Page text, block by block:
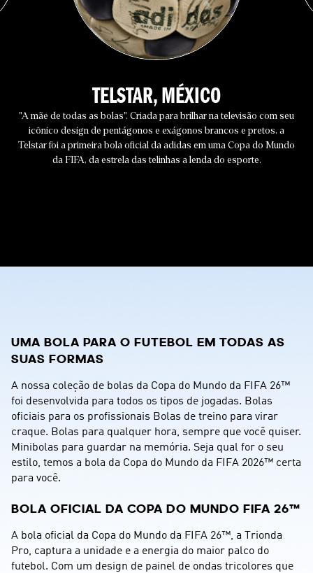
TELSTAR, MÉXICO
"A mãe de todas as bolas". Criada para brilhar na televisão com seu
icônico design de pentágonos e exágonos brancos e pretos, a
Telstar foi a primeira bola oficial da adidas em uma Copa do Mundo
da FIFA, da estrela das telinhas a lenda do esporte.
UMA BOLA PARA O FUTEBOL EM TODAS AS
SUAS FORMAS
A nossa coleção de bolas da Copa do Mundo da FIFA 26™
foi desenvolvida para todos os tipos de jogadas. Bolas
oficiais para os profissionais Bolas de treino para virar
craque. Bolas para qualquer hora, sempre que você quiser.
Minibolas para guardar na memória. Seja qual for o seu
estilo, temos a bola da Copa do Mundo da FIFA 2026™ certa
para você.
BOLA OFICIAL DA COPA DO MUNDO FIFA 26™
A bola oficial da Copa do Mundo da FIFA 26™, a Trionda
Pro, captura a unidade e a energia do maior palco do
futebol. Com um design de painel de ondas tricolores que